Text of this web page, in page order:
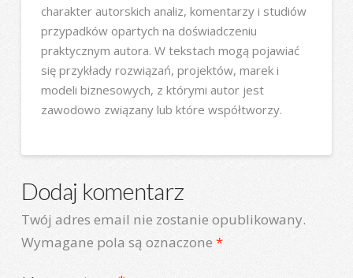
charakter autorskich analiz, komentarzy i studiów
przypadków opartych na doświadczeniu
praktycznym autora. W tekstach mogą pojawiać
się przykłady rozwiązań, projektów, marek i
modeli biznesowych, z którymi autor jest
zawodowo związany lub które współtworzy.
Dodaj komentarz
Twój adres email nie zostanie opublikowany.
Wymagane pola są oznaczone *